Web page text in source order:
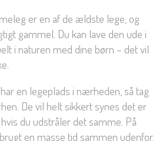
er en af de ældste lege, og
gammel. Du kan lave den ude i
i naturen med dine børn – det vil
en legeplads i nærheden, så tag
De vil helt sikkert synes det er
du udstråler det samme. På
en masse tid sammen udenfor.